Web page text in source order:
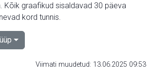
Kõik graafikud sisaldavad 30 päeva
kord tunnis.
Viimati muudetud: 13.06.2025 09:53